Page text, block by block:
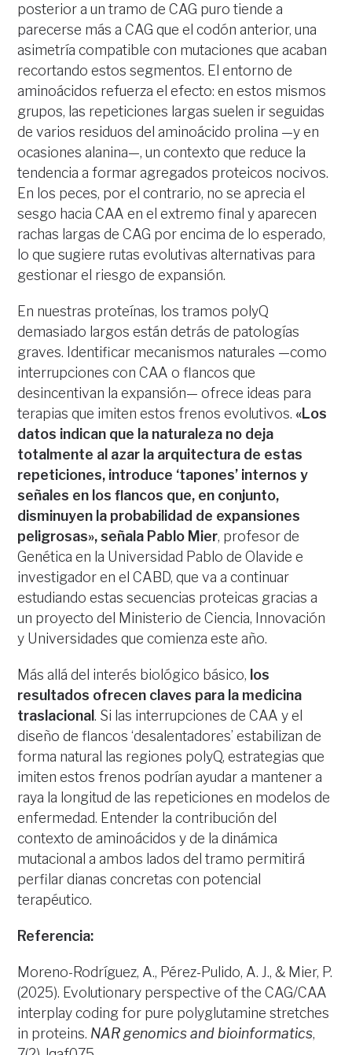
posterior a un tramo de CAG puro tiende a
parecerse más a CAG que el codón anterior, una
asimetría compatible con mutaciones que acaban
recortando estos segmentos. El entorno de
aminoácidos refuerza el efecto: en estos mismos
grupos, las repeticiones largas suelen ir seguidas
de varios residuos del aminoácido prolina —y en
ocasiones alanina—, un contexto que reduce la
tendencia a formar agregados proteicos nocivos.
En los peces, por el contrario, no se aprecia el
sesgo hacia CAA en el extremo final y aparecen
rachas largas de CAG por encima de lo esperado,
lo que sugiere rutas evolutivas alternativas para
gestionar el riesgo de expansión.
En nuestras proteínas, los tramos polyQ
demasiado largos están detrás de patologías
graves. Identificar mecanismos naturales —como
interrupciones con CAA o flancos que
desincentivan la expansión— ofrece ideas para
terapias que imiten estos frenos evolutivos.«Los
datos indican que la naturaleza no deja
totalmente al azar la arquitectura de estas
repeticiones, introduce ‘tapones’ internos y
señales en los flancos que, en conjunto,
disminuyen la probabilidad de expansiones
peligrosas», señala Pablo Mier, profesor de
Genética en la Universidad Pablo de Olavide e
investigador en el CABD, que va a continuar
estudiando estas secuencias proteicas gracias a
un proyecto del Ministerio de Ciencia, Innovación
y Universidades que comienza este año.
Más allá del interés biológico básico, los
resultados ofrecen claves para la medicina
traslacional. Si las interrupciones de CAA y el
diseño de flancos ‘desalentadores’ estabilizan de
forma natural las regiones polyQ, estrategias que
imiten estos frenos podrían ayudar a mantener a
raya la longitud de las repeticiones en modelos de
enfermedad. Entender la contribución del
contexto de aminoácidos y de la dinámica
mutacional a ambos lados del tramo permitirá
perfilar dianas concretas con potencial
terapéutico.
Referencia:
Moreno-Rodríguez, A., Pérez-Pulido, A. J., & Mier, P.
(2025). Evolutionary perspective of the CAG/CAA
interplay coding for pure polyglutamine stretches
in proteins. NAR genomics and bioinformatics,